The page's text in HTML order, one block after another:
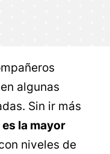
algunas
Sin ir más
la mayor
niveles de